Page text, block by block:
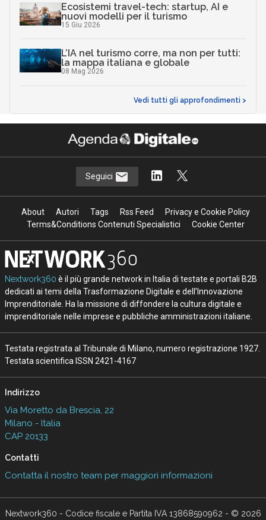
Ecosistemi travel-tech: startup, AI e
nuovi modelli per il turismo
15 Giu 2026
L’IA nel turismo corre, ma non per tutti:
la mappa italiana e globale
08 Mag 2026
Vedi tutti gli approfondimenti >
Seguici
About Autori Tags Rss Feed
Privacy e Cookie Policy
Terms&Conditions Contenuti Specialistici
Cookie Center
Nextwork360 è il più grande network in Italia di testate e portali B2B
dedicati ai temi della Trasformazione Digitale e dell’Innovazione
Imprenditoriale. Ha la missione di diffondere la cultura digitale e
imprenditoriale nelle imprese e pubbliche amministrazioni italiane.
Testata registrata al Tribunale di Milano, numero registrazione 1927.
Testata scientifica ISSN 2421-4167
Indirizzo
Via Moretto da Brescia, 22
Milano - Italia
CAP 20133
Contatti
Contatta il nostro team per maggiori informazioni
Nextwork360 - Codice fiscale e Partita IVA 13868590962 - © 2026